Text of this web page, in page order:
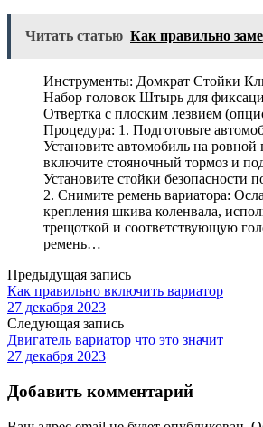
Читать статью Как правильно
Инструменты: Домкрат Стойки
Набор головок Штырь для
Отвертка с плоским лезвием
Процедура: 1. Подготовьте
Установите автомобиль на ровной
включите стояночный тормоз и
Установите стойки безопасности
2. Снимите ремень вариатора:
крепления шкива коленвала,
трещоткой и соответствующую
ремень…
Предыдущая запись
Как правильно включить вариатор
27 декабря 2023
Следующая запись
Двигатель вариатор что это значит
27 декабря 2023
Добавить комментарий